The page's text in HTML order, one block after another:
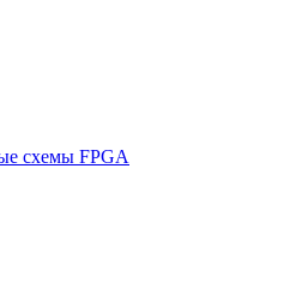
схемы FPGA